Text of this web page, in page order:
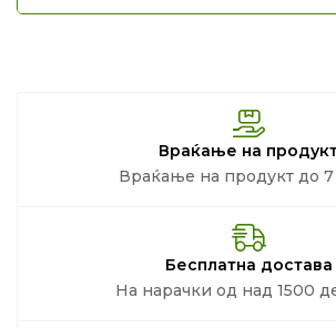
Враќање на
Враќање на продукт до
Бесплатна достава
На нарачки од над 1500